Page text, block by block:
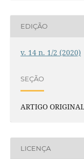
EDIÇÃO
v. 14 n. 1/2 (2020)
SEÇÃO
ARTIGO
LICENÇA